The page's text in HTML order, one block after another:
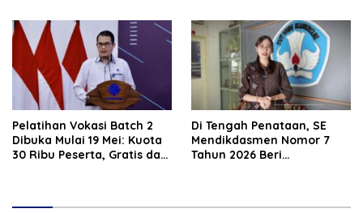
Pelatihan Vokasi Batch 2
Dibuka Mulai 19 Mei: Kuota
30 Ribu Peserta, Gratis dan
Di Tengah Penataan, SE
Mendikdasmen Nomor 7
Tahun 2026 Beri